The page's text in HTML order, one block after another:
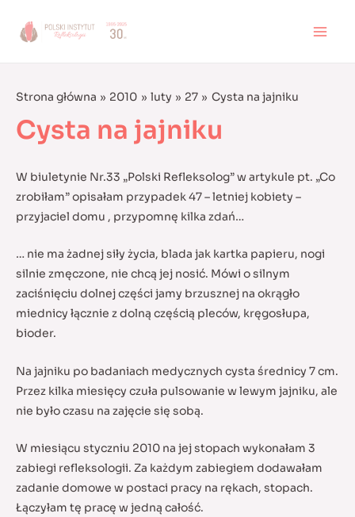
Strona główna 2010 luty 27 Cysta na jajniku
Cysta na jajniku
W biuletynie Nr.33 „Polski Refleksolog” w artykule pt. „Co
zrobiłam” opisałam przypadek 47 – letniej kobiety –
przyjaciel domu , przypomnę kilka zdań…
… nie ma żadnej siły życia, blada jak kartka papieru, nogi
silnie zmęczone, nie chcą jej nosić. Mówi o silnym
zaciśnięciu dolnej części jamy brzusznej na okrągło
miednicy łącznie z dolną częścią pleców, kręgosłupa,
bioder.
Na jajniku po badaniach medycznych cysta średnicy 7 cm.
Przez kilka miesięcy czuła pulsowanie w lewym jajniku, ale
nie było czasu na zajęcie się sobą.
W miesiącu styczniu 2010 na jej stopach wykonałam 3
zabiegi refleksologii. Za każdym zabiegiem dodawałam
zadanie domowe w postaci pracy na rękach, stopach.
Łączyłam tę pracę w jedną całość.